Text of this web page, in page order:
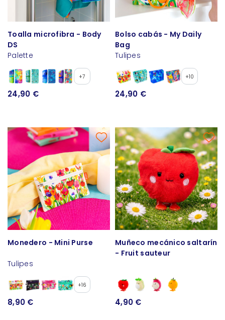
Toalla microfibra - Body
DS
Palette
+7
24,90 €
Bolso cabás - My Daily
Bag
Tulipes
+10
24,90 €
Monedero - Mini Purse
Tulipes
+16
8,90 €
Muñeco mecánico saltarín
- Fruit sauteur
4,90 €